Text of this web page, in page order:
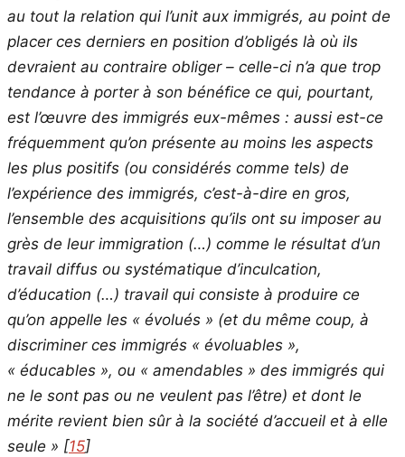
au tout la relation qui l’unit aux immigrés, au point de
placer ces derniers en position d’obligés là où ils
devraient au contraire obliger – celle-ci n’a que trop
tendance à porter à son bénéfice ce qui, pourtant,
est l’œuvre des immigrés eux-mêmes : aussi est-ce
fréquemment qu’on présente au moins les aspects
les plus positifs (ou considérés comme tels) de
l’expérience des immigrés, c’est-à-dire en gros,
l’ensemble des acquisitions qu’ils ont su imposer au
grès de leur immigration (…) comme le résultat d’un
travail diffus ou systématique d’inculcation,
d’éducation (…) travail qui consiste à produire ce
qu’on appelle les « évolués » (et du même coup, à
discriminer ces immigrés « évoluables »,
« éducables », ou « amendables » des immigrés qui
ne le sont pas ou ne veulent pas l’être) et dont le
mérite revient bien sûr à la société d’accueil et à elle
seule » [15]